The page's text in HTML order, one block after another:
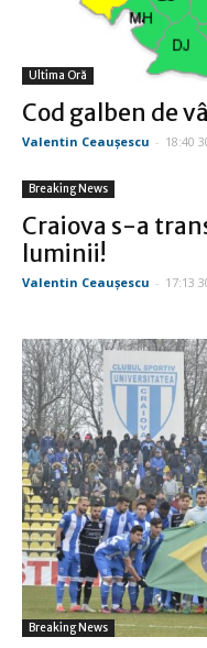
Ultima Oră
Cod galben de
Valentin Ceauşescu - 18:40
Breaking News
Craiova s-a
luminii!
Valentin Ceauşescu - 17:13
Breaking News